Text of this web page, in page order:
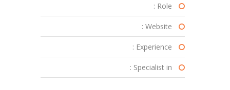
Role :
Website :
Experience :
Specialist in :